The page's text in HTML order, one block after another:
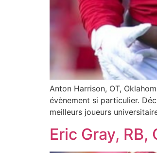
Anton Harrison, OT,
évènement si particulier.
meilleurs joueurs
Eric Gray,